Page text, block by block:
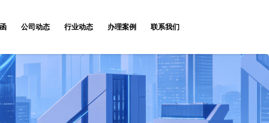
公司动态 行业动态 办理案例 联系我们